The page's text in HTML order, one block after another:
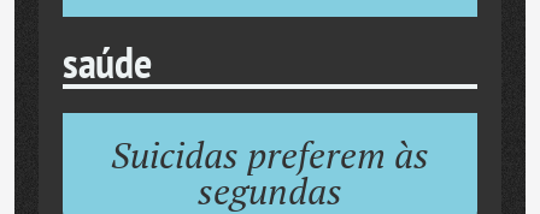
saúde
Suicidas preferem às
segundas